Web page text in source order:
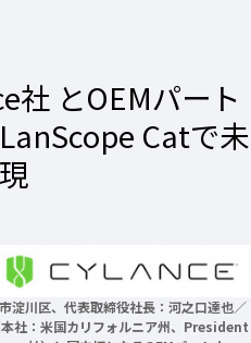
社 とOEMパート
Catで未
淀川区、代表取締役社長：河之口達也／
社：米国カリフォルニア州、President